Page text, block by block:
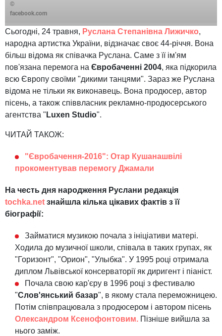
©
facebook.com
Сьогодні, 24 травня, Руслана Степанівна Лижичко,
народна артистка України, відзначає своє 44-річчя. Вона
більш відома як співачка Руслана. Саме з її ім'ям
пов'язана перемога на Євробаченні 2004, яка підкорила
всю Європу своїми "дикими танцями". Зараз же Руслана
відома не тільки як виконавець. Вона продюсер, автор
пісень, а також співвласник рекламно-продюсерського
агентства " Luxen Studio".
ЧИТАЙ ТАКОЖ:
"Євробачення-2016": Отар Кушанашвілі
прокоментував перемогу Джамали
На честь дня народження Руслани редакція
tochka.net знайшла кілька цікавих фактів з її
біографії:
Займатися музикою почала з ініціативи матері.
Ходила до музичної школи, співала в таких групах, як
"Горизонт", "Орион", "Улыбка". У 1995 році отримала
диплом Львівської консерваторії як диригент і піаніст.
Почала свою кар'єру в 1996 році з фестивалю
"Слов'янський базар", в якому стала переможницею.
Потім співпрацювала з продюсером і автором пісень
Олександром Ксенофонтовим. Пізніше вийшла за
нього заміж.